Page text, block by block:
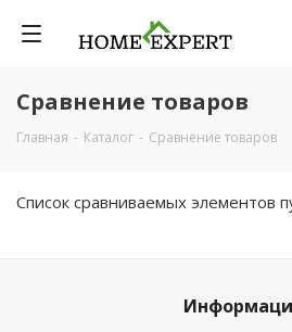
Сравнение товаров
Главная - Каталог - Сравнение товаров
Список сравниваемых элементов